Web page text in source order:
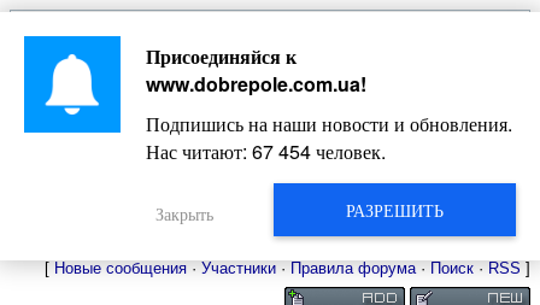
Главная
Новости
Довідкова
Фото
Оголошення
Видео
Жизнь Добропольского края
[ Новые сообщения · Участники · Правила форума· Поиск · RSS ]
Присоединяйся к
www.dobrepole.com.ua!
Подпишись на наши новости и обновления.
Нас читают: 67 454человек.
РАЗРЕШИТЬ
Закрыть